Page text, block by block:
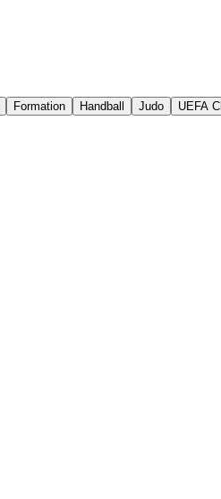
Formation Handball Judo UEFA